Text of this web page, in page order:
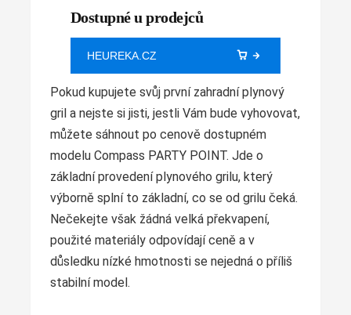
Dostupné u prodejců
HEUREKA.CZ
Pokud kupujete svůj první zahradní plynový
gril a nejste si jisti, jestli Vám bude vyhovovat,
můžete sáhnout po cenově dostupném
modelu Compass PARTY POINT. Jde o
základní provedení plynového grilu, který
výborně splní to základní, co se od grilu čeká.
Nečekejte však žádná velká překvapení,
použité materiály odpovídají ceně a v
důsledku nízké hmotnosti se nejedná o příliš
stabilní model.